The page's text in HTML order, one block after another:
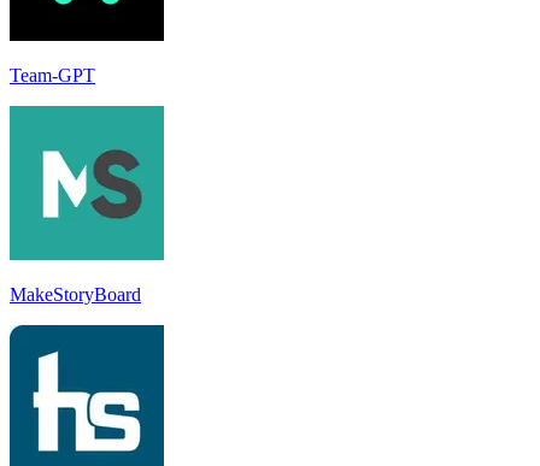
Team-GPT
MakeStoryBoard